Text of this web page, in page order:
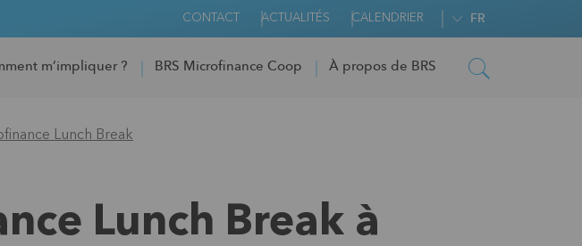
CONTACT ACTUALITÉS CALENDRIER FR
m’impliquer ? BRS Microfinance Coop À propos de BRS
Lunch Break
Lunch Break à